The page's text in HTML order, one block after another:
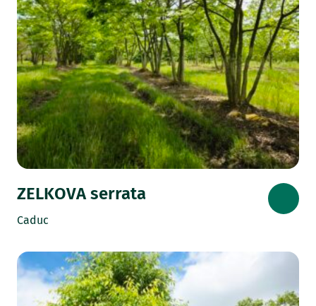
ZELKOVA serrata
Caduc